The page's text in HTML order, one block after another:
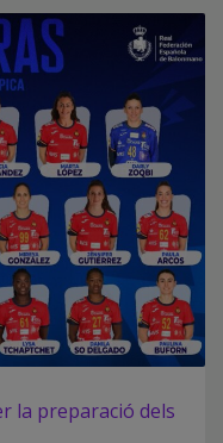
la preparació dels